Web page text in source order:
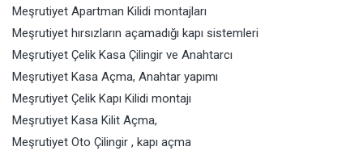
Meşrutiyet Apartman Kilidi montajları
Meşrutiyet hırsızların açamadığı kapı sistemleri
Meşrutiyet Çelik Kasa Çilingir ve Anahtarcı
Meşrutiyet Kasa Açma, Anahtar yapımı
Meşrutiyet Çelik Kapı Kilidi montajı
Meşrutiyet Kasa Kilit Açma,
Meşrutiyet Oto Çilingir , kapı açma